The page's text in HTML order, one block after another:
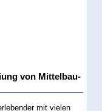
von Mittelbau-
mit vielen